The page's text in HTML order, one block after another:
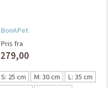
BonAPet
Pris fra
279,00
S: 25 cm M: 30 cm
L: 35 cm